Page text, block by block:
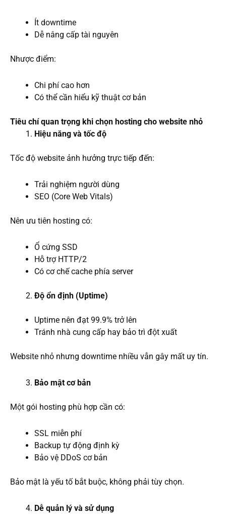
Ít downtime
Dễ nâng cấp tài nguyên
Nhược điểm:
Chi phí cao hơn
Có thể cần hiểu kỹ thuật cơ bản
Tiêu chí quan trọng khi chọn hosting cho website nhỏ
Hiệu năng và tốc độ
Tốc độ website ảnh hưởng trực tiếp đến:
Trải nghiệm người dùng
SEO (Core Web Vitals)
Nên ưu tiên hosting có:
Ổ cứng SSD
Hỗ trợ HTTP/2
Có cơ chế cache phía server
Độ ổn định (Uptime)
Uptime nên đạt 99.9% trở lên
Tránh nhà cung cấp hay bảo trì đột xuất
Website nhỏ nhưng downtime nhiều vẫn gây mất uy tín.
Bảo mật cơ bản
Một gói hosting phù hợp cần có:
SSL miễn phí
Backup tự động định kỳ
Bảo vệ DDoS cơ bản
Bảo mật là yếu tố bắt buộc, không phải tùy chọn.
Dễ quản lý và sử dụng